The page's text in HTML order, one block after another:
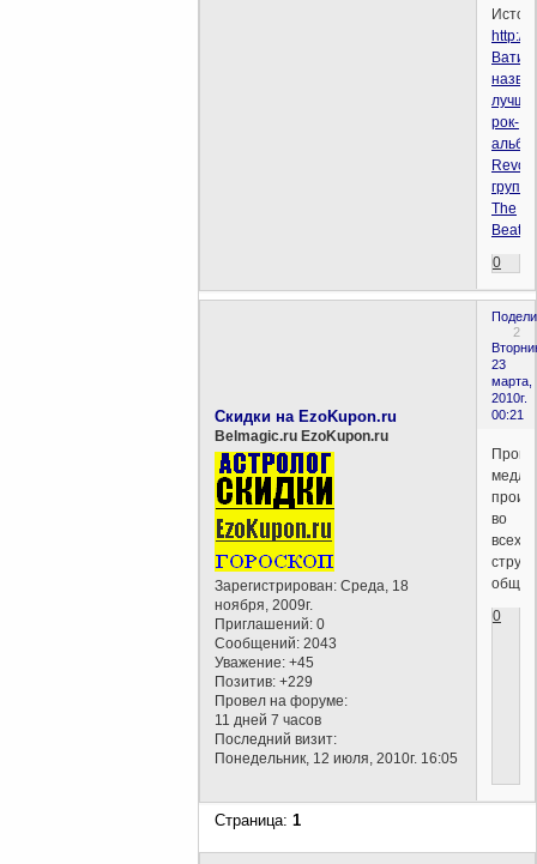
http://
рок-
The
0
2
23
марта,
2010г.
00:21
Скидки на EzoKupon.ru
Belmagic.ru EzoKupon.ru
Зарегистрирован: Среда, 18
ноября, 2009г.
Приглашений: 0
Сообщений: 2043
Уважение: +45
Позитив: +229
Провел на форуме:
11 дней 7 часов
Последний визит:
Понедельник, 12 июля, 2010г. 16:05
во
всех
0
Страница:1